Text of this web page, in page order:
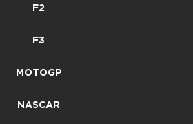
F2
F3
MOTOGP
NASCAR